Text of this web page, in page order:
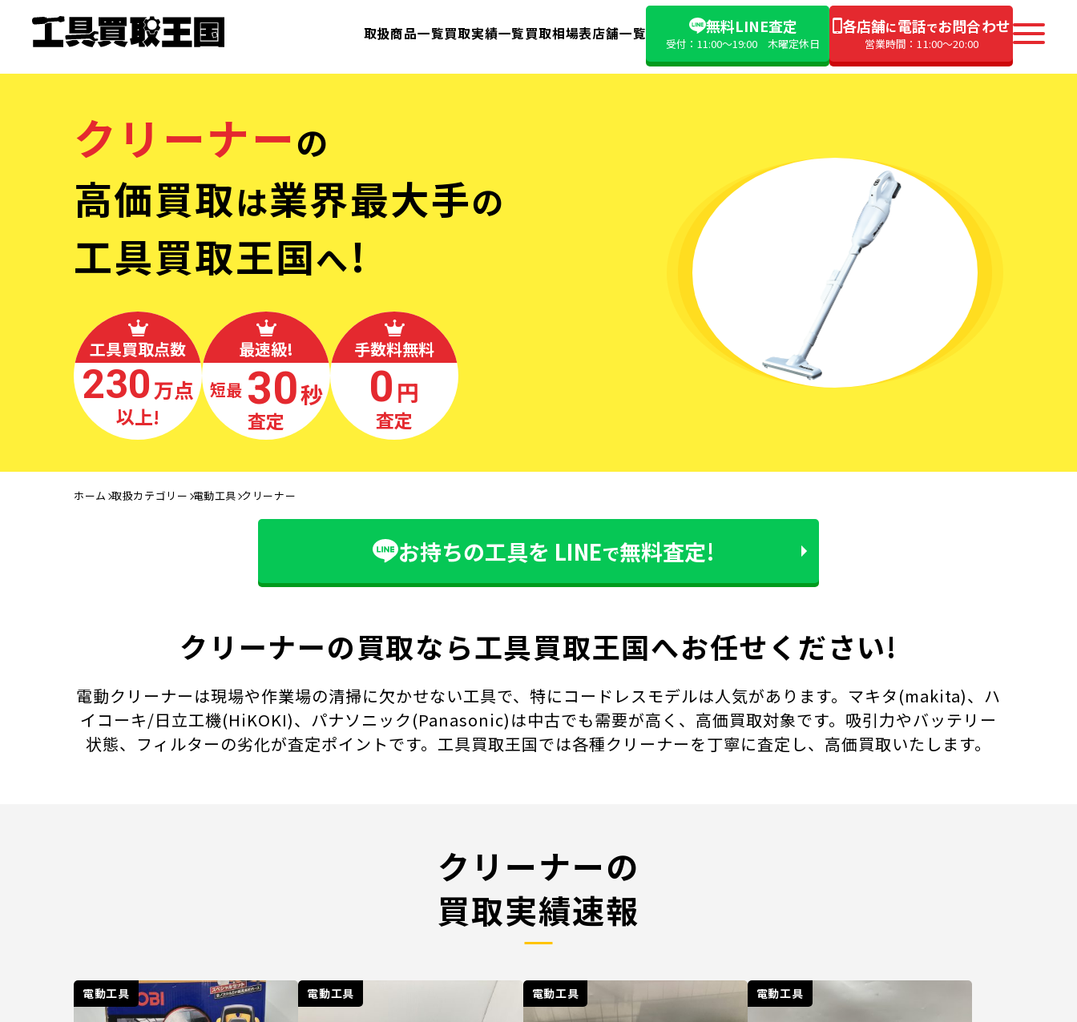
取扱商品一覧買取実績一覧買取相場表店舗一覧 無料LINE査定
受付：11:00〜19:00 木曜定休日
各店舗に電話でお問合わせ
営業時間：11:00〜20:00
クリーナーの
高価買取は業界最大手の
工具買取王国へ!
工具買取点数
230万点
以上!
最速級!
最短 30秒
査定
手数料無料
0 円
査定
ホーム 取扱カテゴリー 電動工具 クリーナー
お持ちの工具を LINEで無料査定!
クリーナーの買取なら工具買取王国へお任せください!
電動クリーナーは現場や作業場の清掃に欠かせない工具で、特にコードレスモデルは人気があります。マキタ(makita)、ハ
イコーキ/日立工機(HiKOKI)、パナソニック(Panasonic)は中古でも需要が高く、高価買取対象です。吸引力やバッテリー
状態、フィルターの劣化が査定ポイントです。工具買取王国では各種クリーナーを丁寧に査定し、高価買取いたします。
クリーナーの
買取実績速報
電動工具 電動工具 電動工具 電動工具